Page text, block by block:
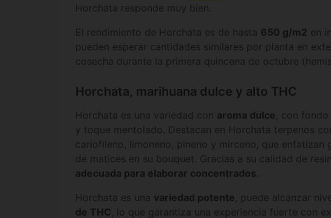
Horchata responde muy bien.
El rendimiento de Horchata es de hasta 650 g/m2 en
pueden esperar cantidades similares por planta en
cosecha durante la primera quincena de octubre
Horchata, marihuana dulce y alto THC
Horchata es una variedad con aroma dulce , con fondo
y toque mentolado. Destacan en Horchata terpenos
cariofileno, limoneno, pineno y mirceno, que enfatizan
de matices en su bouquet. Gracias a su calidad de
adecuada para elaborar concentrados
Horchata es una variedad potente , puede alcanzar
de THC , lo que garantiza una experiencia fuerte con